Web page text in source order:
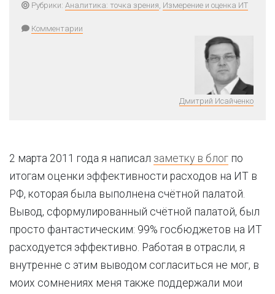
Рубрики: Аналитика: точка зрения, Измерение и оценка ИТ
Комментарии
Дмитрий Исайченко
2 марта 2011 года я написал заметку в блог по
итогам оценки эффективности расходов на ИТ в
РФ, которая была выполнена счётной палатой.
Вывод, сформулированный счётной палатой, был
просто фантастическим: 99% госбюджетов на ИТ
расходуется эффективно. Работая в отрасли, я
внутренне с этим выводом согласиться не мог, в
моих сомнениях меня также поддержали мои